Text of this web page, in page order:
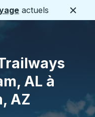
actuels
AL à
AZ